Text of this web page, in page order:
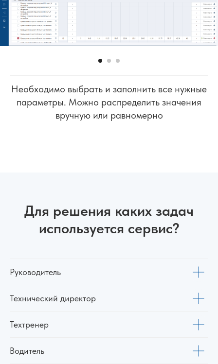
Необходимо выбрать и заполнить все нужные
параметры. Можно распределить значения
вручную или равномерно
Для решения каких задач
используется сервис?
Руководитель
Технический директор
Техтренер
Водитель